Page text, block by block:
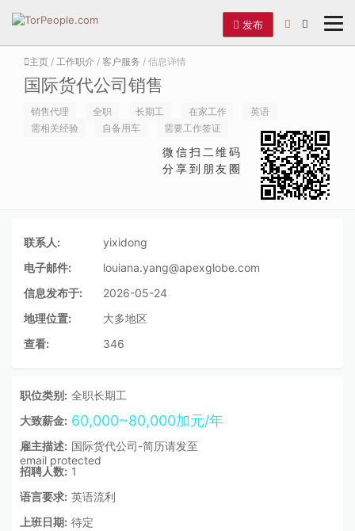
发布
主页 / 工作职介 / 客户服务 / 信息详情
国际货代公司销售
销售代理 全职 长期工 在家工作
英语
需相关经验
自备用车 需要工作签证
微信扫二维码
分享到朋友圈
联系人:
yixidong
电子邮件:
louiana.yang@apexglobe.com
信息发布于:
2026-05-24
地理位置:
大多地区
查看:
346
职位类别: 全职长期工
大致薪金: 60,000~80,000加元/年
雇主描述: 国际货代公司-简历请发至
email protected
招聘人数: 1
语言要求: 英语流利
上班日期: 待定